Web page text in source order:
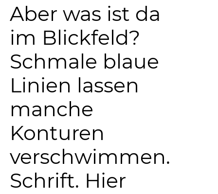
Aber was ist da
im Blickfeld?
Schmale blaue
Linien lassen
manche
Konturen
verschwimmen.
Schrift. Hier